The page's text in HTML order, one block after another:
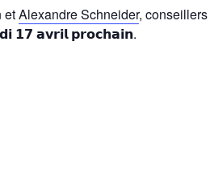
etAlexandre Schneider,
𝟭𝟳 𝗮𝘃𝗿𝗶𝗹 𝗽𝗿𝗼𝗰𝗵𝗮𝗶𝗻.